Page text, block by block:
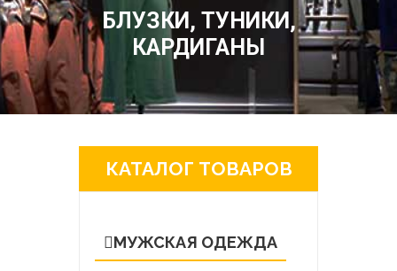
БЛУЗКИ, ТУНИКИ,
КАРДИГАНЫ
КАТАЛОГ ТОВАРОВ
МУЖСКАЯ ОДЕЖДА